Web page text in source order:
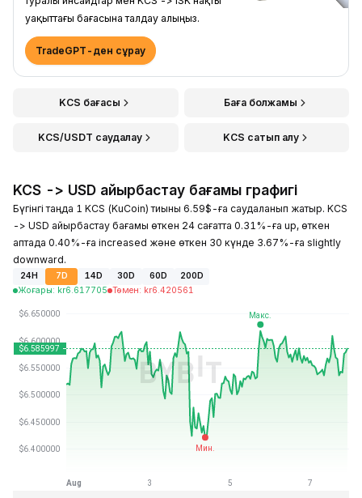
уақыттағы бағасына талдау алыңыз.
TradeGPT-ден сұрау
KCS бағасы Баға болжамы
KCS/USDT саудалау KCS сатып алу
KCS -> USD айырбастау бағамы графигі
Бүгінгі таңда 1 KCS (KuCoin) тиыны 6.59$-ға саудаланып жатыр. KCS
-> USD айырбастау бағамы өткен 24 сағатта 0.31%-ға up, өткен
аптада 0.40%-ға increased және өткен 30 күнде 3.67%-ға slightly
downward.
24H 7D 14D 30D 60D
200D
Жоғары: kr6.617705 Төмен: kr6.420561
Соңғы жаңарту: 2026-08-07, 21:23 GMT+0
kr0.342863